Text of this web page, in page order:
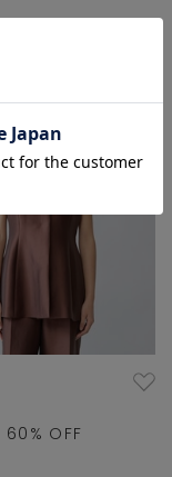
60 % OFF